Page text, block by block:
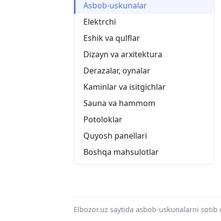
Asbob-uskunalar
Elektrchi
Eshik va qulflar
Dizayn va arxitektura
Derazalar, oynalar
Kaminlar va isitgichlar
Sauna va hammom
Potoloklar
Quyosh panellari
Boshqa mahsulotlar
Elbozor.uz saytida asbob-uskunalarni